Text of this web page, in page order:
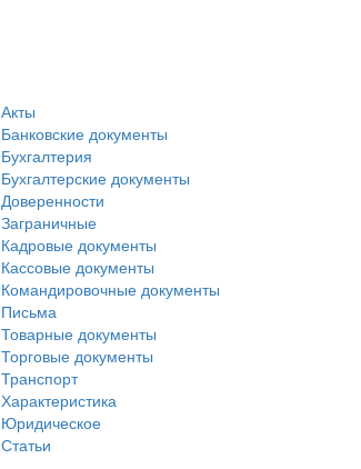
Акты
Банковские документы
Бухгалтерия
Бухгалтерские документы
Доверенности
Заграничные
Кадровые документы
Кассовые документы
Командировочные документы
Письма
Товарные документы
Торговые документы
Транспорт
Характеристика
Юридическое
Статьи